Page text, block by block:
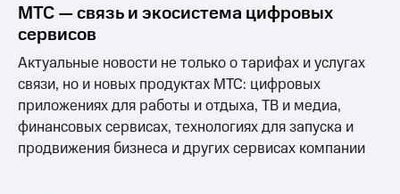
МТС — связь и экосистема цифровых
сервисов
Актуальные новости не только о тарифах и услугах
связи, но и новых продуктах МТС: цифровых
приложениях для работы и отдыха, ТВ и медиа,
финансовых сервисах, технологиях для запуска и
продвижения бизнеса и других сервисах компании